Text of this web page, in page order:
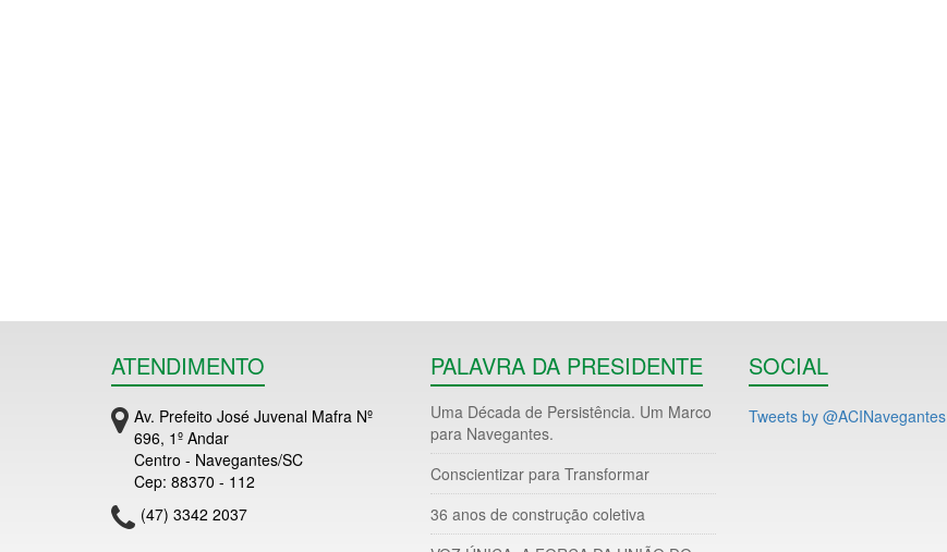
ATENDIMENTO
Av. Prefeito José Juvenal Mafra Nº
696, 1º Andar
Centro - Navegantes/SC
Cep: 88370 - 112
(47) 3342 2037
PALAVRA DA PRESIDENTE
Uma Década de Persistência. Um Marco
para Navegantes.
Conscientizar para Transformar
36 anos de construção coletiva
SOCIAL
Tweets by @ACINavegantes